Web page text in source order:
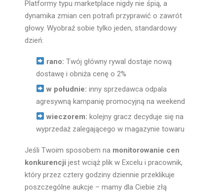
Platformy typu marketplace nigdy nie śpią, a
dynamika zmian cen potrafi przyprawić o zawrót
głowy. Wyobraź sobie tylko jeden, standardowy
dzień:
rano: Twój główny rywal dostaje nową
dostawę i obniża cenę o 2%
w południe: inny sprzedawca odpala
agresywną kampanię promocyjną na weekend
wieczorem: kolejny gracz decyduje się na
wyprzedaż zalegającego w magazynie towaru
Jeśli Twoim sposobem na monitorowanie cen
konkurencji jest wciąż plik w Excelu i pracownik,
który przez cztery godziny dziennie przeklikuje
poszczególne aukcje – mamy dla Ciebie złą